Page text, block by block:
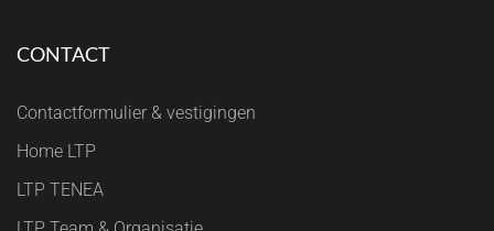
CONTACT
Contactformulier & vestigingen
Home LTP
LTP TENEA